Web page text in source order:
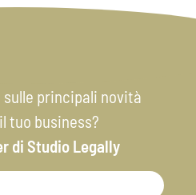
principali novità
tuo business?
di Studio Legally